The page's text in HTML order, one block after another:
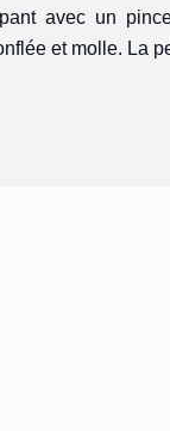
avec un
et molle. La